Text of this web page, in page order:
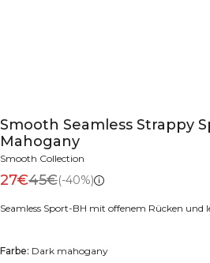
Smooth Seamless Strappy
Mahogany
Smooth Collection
27€45€(-40%)
Seamless Sport-BH mit offenem Rücken und
Farbe: Dark mahogany